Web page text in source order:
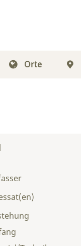
Orte